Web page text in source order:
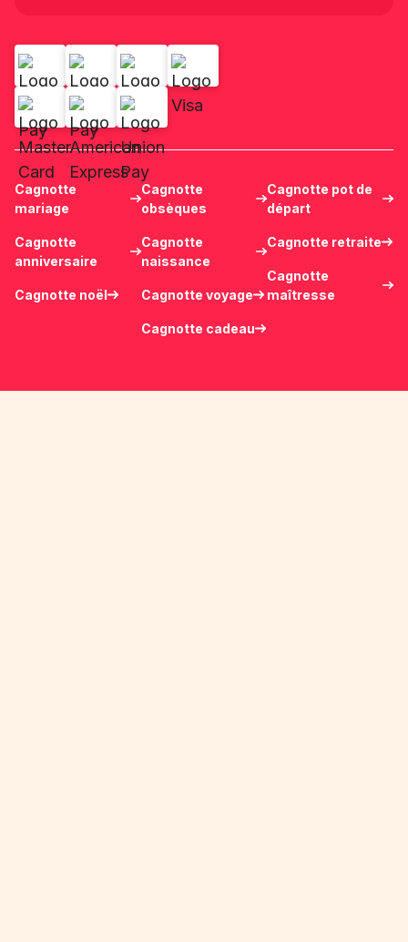
Cagnotte
mariage
Cagnotte
anniversaire
Cagnotte noël
Cagnotte
obsèques
Cagnotte
naissance
Cagnotte voyage
Cagnotte cadeau
Cagnotte pot de
départ
Cagnotte retraite
Cagnotte
maîtresse